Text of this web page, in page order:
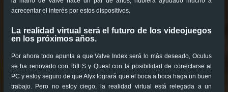
acrecentar el interés por estos dispositivos.
La realidad virtual será el futuro de los videojuegos
en los próximos años.
Por ahora todo apunta a que Valve Index será lo más deseado, Oculus
se ha renovado con Rift S y Quest con la posibilidad de conectarse al
PC y estoy seguro de que Alyx logrará que el boca a boca haga un buen
trabajo. Pero no estoy ciego, la realidad virtual está relegada a un